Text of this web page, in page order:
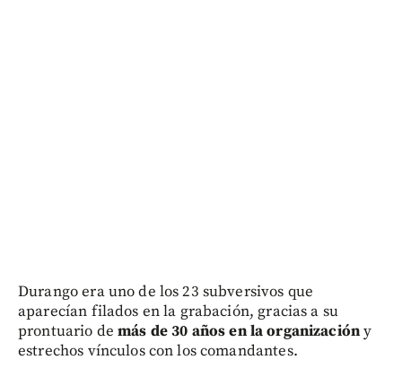
Durango era uno de los 23 subversivos que
aparecían filados en la grabación, gracias a su
prontuario de más de 30 años en la organizacióny
estrechos vínculos con los comandantes.